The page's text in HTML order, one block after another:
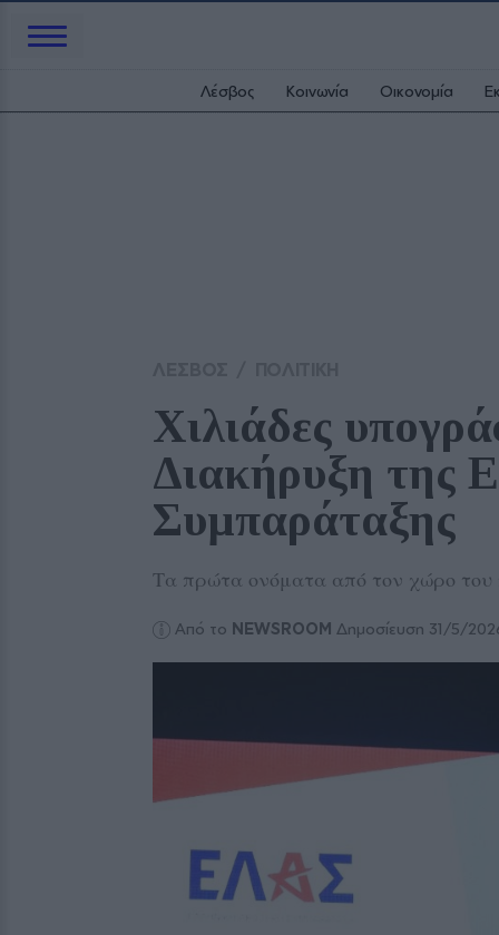
Λέσβος Κοινωνία Οικονομία
Χιλιάδες
Διακήρυξη της
Συμπαράταξης
Τα πρώτα ονόματα από τον χώρο του
Από το NEWSROOM Δημοσίευση 31/5/